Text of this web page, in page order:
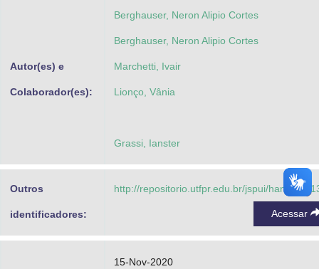
Autor(es) e
Colaborador(es):
Berghauser, Neron Alipio Cortes
Berghauser, Neron Alipio Cortes
Marchetti, Ivair
Lionço, Vânia
Grassi, Ianster
Outros
identificadores:
http://repositorio.utfpr.edu.br/jspui/handle/1/
Acessar
15-Nov-2020